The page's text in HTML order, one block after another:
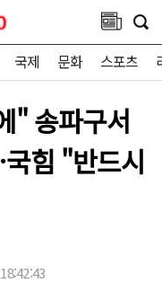
국제 문화 스포츠
" 송파구서
힘 "반드시